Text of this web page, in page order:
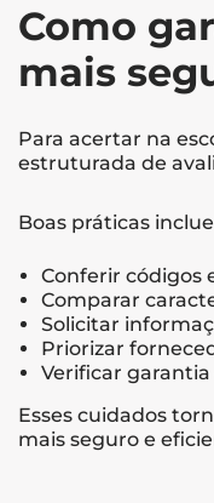
Como
mais
Para acertar na
estruturada de
Boas práticas
Conferir códigos
Comparar
Solicitar
Priorizar
Verificar
Esses cuidados
mais seguro e